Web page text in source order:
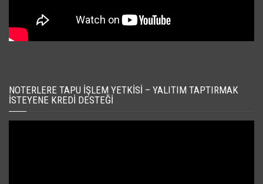
NOTERLERE TAPU İŞLEM YETKISI – YALITIM TAPTIRMAK
İSTEYENE KREDI DESTEĞI